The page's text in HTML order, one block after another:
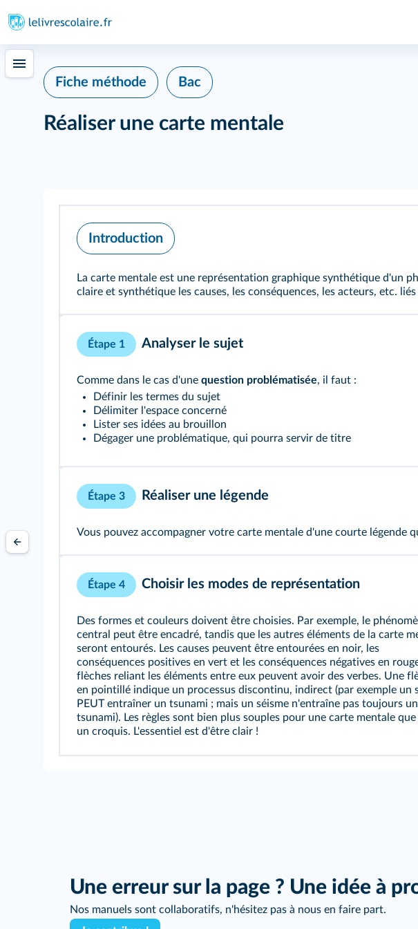
Fiche méthode Bac
Réaliser une carte mentale
Introduction
La carte mentale est une représentation graphique synthétique d'un
claire et synthétique les causes, les conséquences, les acteurs, etc.
Étape 1 Analyser le sujet
Comme dans le cas d'une question problématisée, il faut :
Définir les termes du sujet
Délimiter l'espace concerné
Lister ses idées au brouillon
Dégager une problématique, qui pourra servir de titre
Étape 3 Réaliser une légende
Vous pouvez accompagner votre carte mentale d'une courte légende
Étape 4 Choisir les modes de représentation
Des formes et couleurs doivent être choisies. Par exemple, le
central peut être encadré, tandis que les autres éléments de la carte
seront entourés. Les causes peuvent être entourées en noir, les
conséquences positives en vert et les conséquences négatives en
flèches reliant les éléments entre eux peuvent avoir des verbes. Une
en pointillé indique un processus discontinu, indirect (par exemple un
PEUT entraîner un tsunami ; mais un séisme n'entraîne pas toujours un
tsunami). Les règles sont bien plus souples pour une carte mentale
un croquis. L'essentiel est d'être clair !
Une erreur sur la page ? Une idée à
Nos manuels sont collaboratifs, n'hésitez pas à nous en faire part.